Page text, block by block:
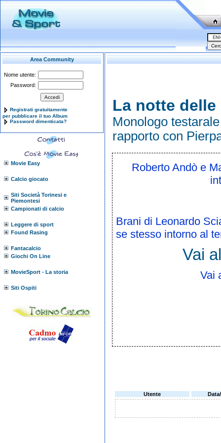
Area Community
Nome utente:
Password:
Registrati gratuitamente
per pubblicare il tuo Album
Password dimenticata?
Movie Easy
Calcio giocato
Siti Società Torinesi e
Piemontesi
Campionati di calcio
Leggere di sport
Found Rasing
Fantacalcio
Giochi On Line
MovieSport - La storia
Siti Ospiti
La notte
Monologo
rapporto con
Roberto Andò e
Brani di Leonardo
se stesso intorno al
Vai
Vai
Utente